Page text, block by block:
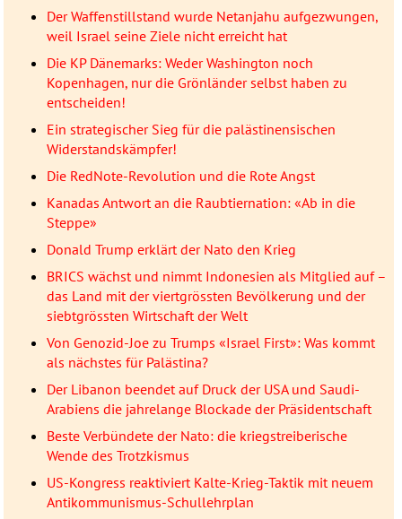
Der Waffenstillstand wurde Netanjahu aufgezwungen,
weil Israel seine Ziele nicht erreicht hat
Die KP Dänemarks: Weder Washington noch
Kopenhagen, nur die Grönländer selbst haben zu
entscheiden!
Ein strategischer Sieg für die palästinensischen
Widerstandskämpfer!
Die RedNote-Revolution und die Rote Angst
Kanadas Antwort an die Raubtiernation: «Ab in die
Steppe»
Donald Trump erklärt der Nato den Krieg
BRICS wächst und nimmt Indonesien als Mitglied auf –
das Land mit der viertgrössten Bevölkerung und der
siebtgrössten Wirtschaft der Welt
Von Genozid-Joe zu Trumps «Israel First»: Was kommt
als nächstes für Palästina?
Der Libanon beendet auf Druck der USA und Saudi-
Arabiens die jahrelange Blockade der Präsidentschaft
Beste Verbündete der Nato: die kriegstreiberische
Wende des Trotzkismus
US-Kongress reaktiviert Kalte-Krieg-Taktik mit neuem
Antikommunismus-Schullehrplan